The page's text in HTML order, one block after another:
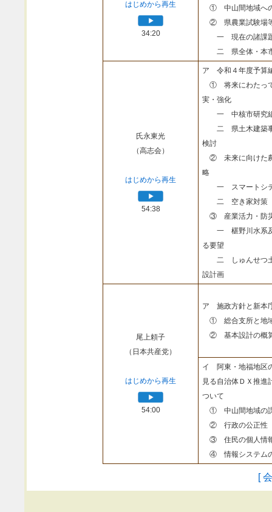
はじめから再生
34:20
① 中山間地域へ
② 県農業試験場等
一 現在の諸課
二 県全体・本市
氏永東光
（高志会）
はじめから再生
54:38
ア 令和４年度予算
① 将来にわたって
実・強化
一 中核市研究組
二 県土木建築事
検討
② 未来に向けた農
略
一 スマートシテ
二 空き家対策
③ 産業活力・防災
一 椹野川水系及
る要望
二 しゅんせつ土
設計画
尾上頼子
（日本共産党）
はじめから再生
54:00
ア 施政方針と新本
① 総合支所と地域
② 基本設計の概
イ 阿東・地福地区
見る自治体ＤＸ推進
ついて
① 中山間地域の課
② 行政の公正性
③ 住民の個人情報
④ 情報システムの
[